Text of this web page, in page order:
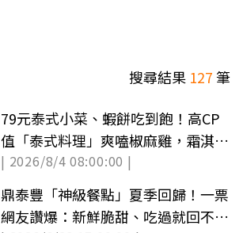
搜尋結果 127筆
79元泰式小菜、蝦餅吃到飽！高CP
值「泰式料理」爽嗑椒麻雞，霜淇淋
無限吃
| 2026/8/4 08:00:00 |
鼎泰豐「神級餐點」夏季回歸！一票
網友讚爆：新鮮脆甜、吃過就回不去